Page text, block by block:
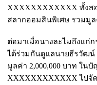
XXXXXXXXXXXX ทั้งส
สลากออมสินพิเศษ รวมมูล
ต่อมาเมื่อนางละไมถึงแก่
ได้ร่วมกันดูแลนายธีรวัฒน์
มูลค่า 2,000,000 บาท ใ
XXXXXXXXXXXX ไปจั